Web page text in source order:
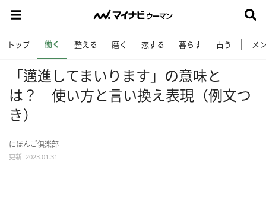
トップ 働く 整える 磨く 恋する 暮らす 占う メ
「邁進してまいります」の意味と
は？ 使い方と言い換え表現（例文つ
き）
にほんご倶楽部
更新: 2023.01.31